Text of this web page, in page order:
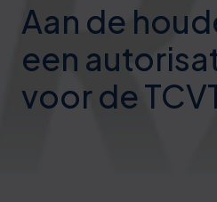
Aan de
een
voor de
Je naam
Jouw e-mailadres